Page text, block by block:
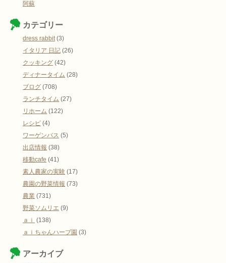
阿蘇
カテゴリー
dress rabbit(3)
イタリア 日記 (26)
クッキング (42)
ディナータイム (28)
ブログ (708)
ランチタイム (27)
リホーム (122)
レシピ (4)
ワーゲンバス (5)
出店情報 (38)
移動cafe (41)
素人農家の実験 (17)
農園の野菜情報 (73)
農業 (731)
野菜ソムリエ (9)
ａｉ (138)
ａｉちゃんハーブ園 (3)
アーカイブ